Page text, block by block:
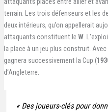
terrain. Les trois défenseurs et les
deux intérieurs, qu’on appellerait
attaquants constituent le W.
la place à un jeu plus construit.
gagnera successivement la Cup (
d’Angleterre.
« Des joueurs-clés pour